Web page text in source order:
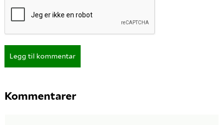
Legg til kommentar
Kommentarer